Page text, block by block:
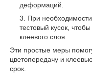
деформаций.
При
тестовый кусок,
клеевого слоя.
Эти простые меры
цветопередачу и
срок.